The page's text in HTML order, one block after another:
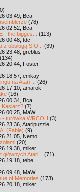
03:49, Bca
(78)
02:52, Bca
- the bigges...
(113)
00:48, tdc
z obsługą SIO...
(39)
23:48, greblus
(134)
20:44, Foster
18:57, emkay
na Atari ...
(26)
17:10, amarok
(16)
00:34, Bca
Kasiarz? (7)
00:25, MaW
- turówka WRCOH (3)
23:36, Ataripuzzle
(Fable) (9)
21:05, Nemo
(20)
19:38, miker
Atari...
(71)
19:18, tebe
09:48, MaW
of Memories (173)
20:18, miker